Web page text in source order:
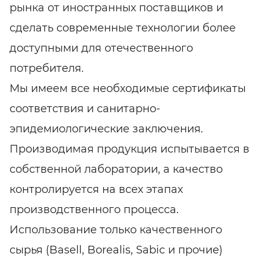
рынка от иностранных поставщиков и
сделать современные технологии более
доступными для отечественного
потребителя.
Мы имеем все необходимые сертификаты
соответствия и санитарно-
эпидемиологические заключения.
Производимая продукция испытывается в
собственной лаборатории, а качество
контролируется на всех этапах
производственного процесса.
Использование только качественного
сырья (Basell, Borealis, Sabic и прочие)